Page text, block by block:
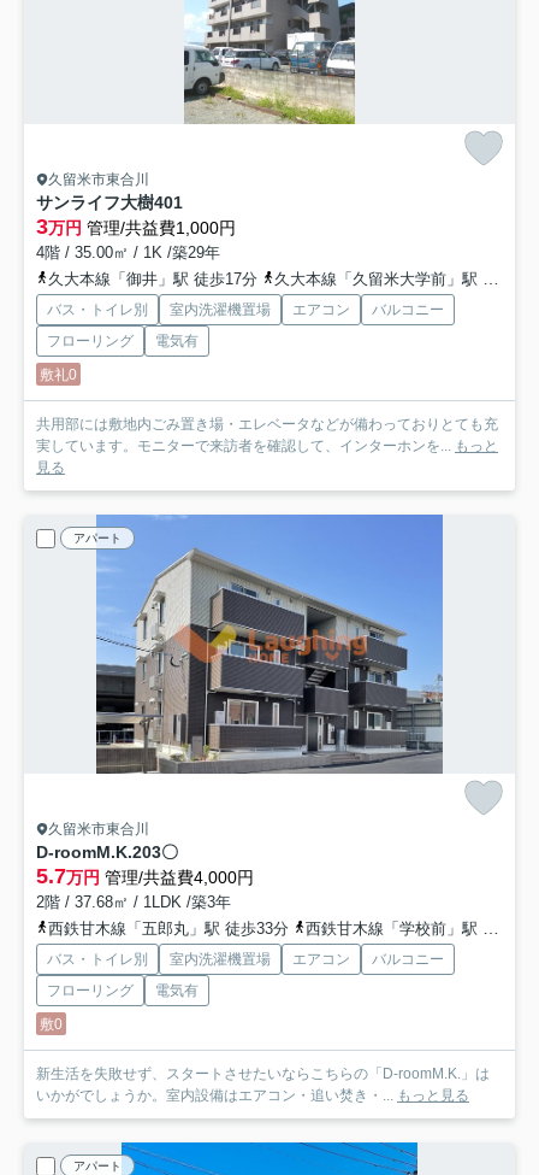
久留米市東合川
サンライフ大樹401
3万円 管理/共益費1,000円
4階 / 35.00㎡ / 1K /築29年
久大本線「御井」駅 徒歩17分
久大本線「久留米大学前」駅 徒歩24分
バス・トイレ別 室内洗濯機置場 エアコン
バルコニー
フローリング
電気有
敷礼0
共用部には敷地内ごみ置き場・エレベータなどが備わっておりとても充
実しています。モニターで来訪者を確認して、インターホンを... もっと
見る
アパート
久留米市東合川
D-roomM.K.203〇
5.7万円 管理/共益費4,000円
2階 / 37.68㎡ / 1LDK /築3年
西鉄甘木線「五郎丸」駅 徒歩33分
西鉄甘木線「学校前」駅 徒歩29分
バス・トイレ別 室内洗濯機置場 エアコン
バルコニー
フローリング
電気有
敷0
新生活を失敗せず、スタートさせたいならこちらの「D-roomM.K.」は
いかがでしょうか。室内設備はエアコン・追い焚き・... もっと見る
アパート